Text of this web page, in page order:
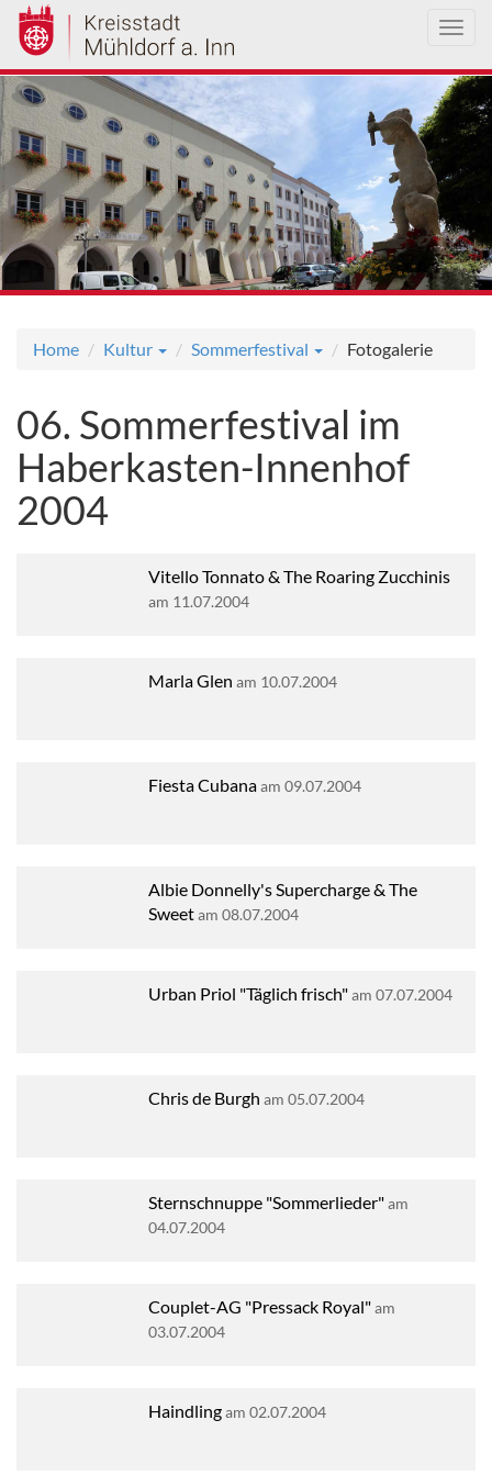
Direkt
zum
Inhalt
Home Kultur Sommerfestival Fotogalerie
06. Sommerfestival im
Haberkasten-Innenhof
2004
Vitello Tonnato & The Roaring Zucchinis
am 11.07.2004
Marla Glen am 10.07.2004
Fiesta Cubanaam 09.07.2004
Albie Donnelly's Supercharge & The
Sweetam 08.07.2004
Urban Priol "Täglich frisch"am 07.07.2004
Chris de Burgh am 05.07.2004
Sternschnuppe "Sommerlieder"am
04.07.2004
Couplet-AG "Pressack Royal"am
03.07.2004
Haindlingam 02.07.2004